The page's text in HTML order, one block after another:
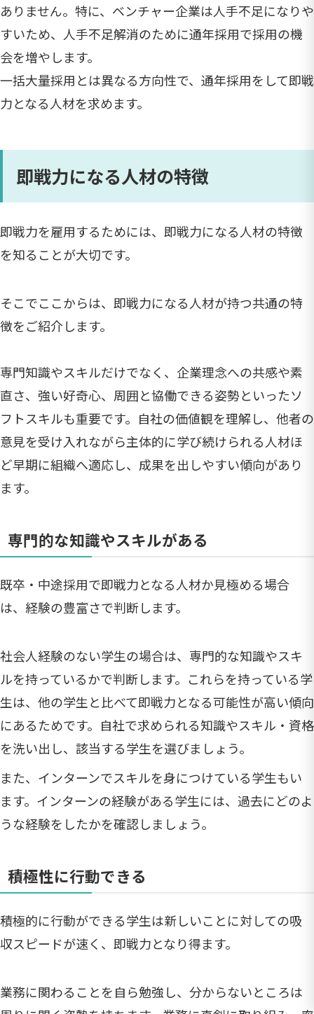
ありません。特に、ベンチャー企業は人手不足になりや
すいため、人手不足解消のために通年採用で採用の機
会を増やします。
一括大量採用とは異なる方向性で、通年採用をして即戦
力となる人材を求めます。
即戦力になる人材の特徴
即戦力を雇用するためには、即戦力になる人材の特徴
を知ることが大切です。
そこでここからは、即戦力になる人材が持つ共通の特
徴をご紹介します。
専門知識やスキルだけでなく、企業理念への共感や素
直さ、強い好奇心、周囲と協働できる姿勢といったソ
フトスキルも重要です。自社の価値観を理解し、他者の
意見を受け入れながら主体的に学び続けられる人材ほ
ど早期に組織へ適応し、成果を出しやすい傾向があり
ます。
専門的な知識やスキルがある
既卒・中途採用で即戦力となる人材か見極める場合
は、経験の豊富さで判断します。
社会人経験のない学生の場合は、専門的な知識やスキ
ルを持っているかで判断します。これらを持っている学
生は、他の学生と比べて即戦力となる可能性が高い傾向
にあるためです。自社で求められる知識やスキル・資格
を洗い出し、該当する学生を選びましょう。
また、インターンでスキルを身につけている学生もい
ます。インターンの経験がある学生には、過去にどのよ
うな経験をしたかを確認しましょう。
積極性に行動できる
積極的に行動ができる学生は新しいことに対しての吸
収スピードが速く、即戦力となり得ます。
業務に関わることを自ら勉強し、分からないところは